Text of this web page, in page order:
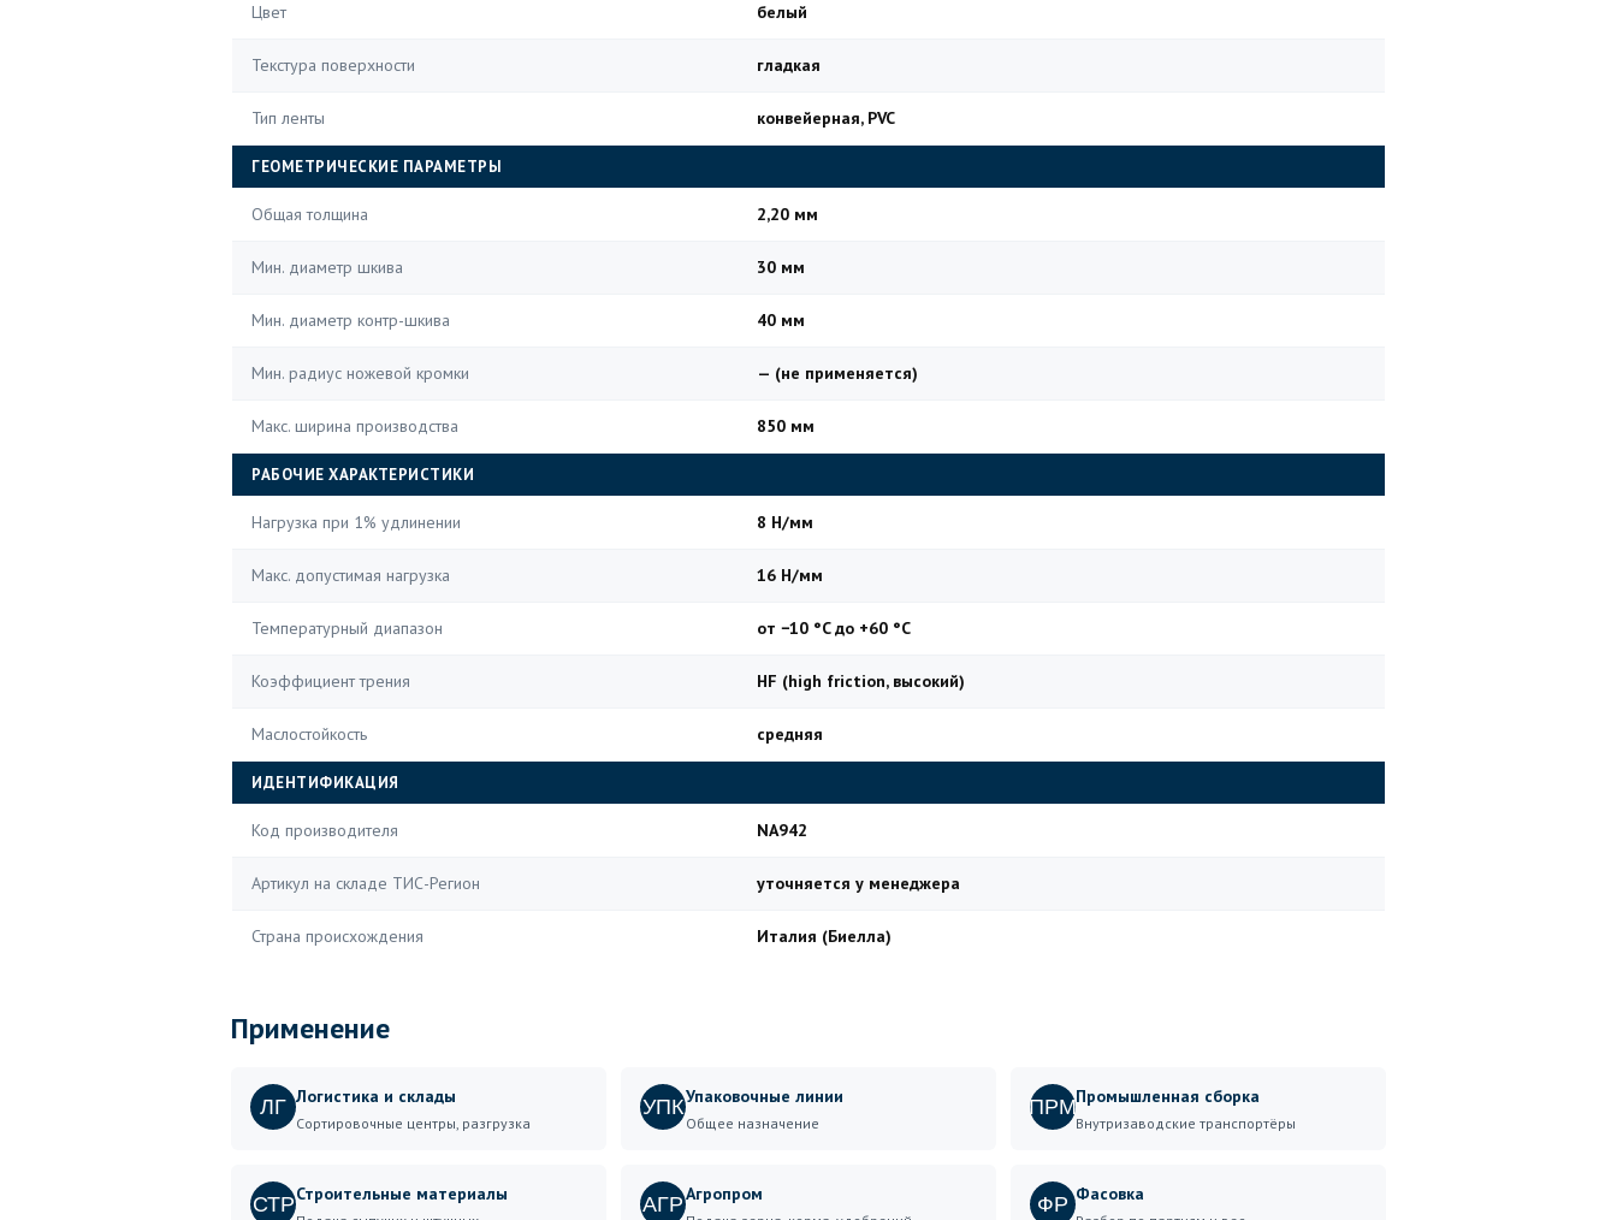
Цвет белый
Текстура поверхности гладкая
Тип ленты конвейерная, PVC
ГЕОМЕТРИЧЕСКИЕ ПАРАМЕТРЫ
Общая толщина 2,20 мм
Мин. диаметр шкива 30 мм
Мин. диаметр контр-шкива 40 мм
Мин. радиус ножевой кромки — (не применяется)
Макс. ширина производства 850 мм
РАБОЧИЕ ХАРАКТЕРИСТИКИ
Нагрузка при 1% удлинении 8 Н/мм
Макс. допустимая нагрузка 16 Н/мм
Температурный диапазон от −10 °C до +60 °C
Коэффициент трения HF (high friction, высокий)
Маслостойкость средняя
ИДЕНТИФИКАЦИЯ
Код производителя NA942
Артикул на складе ТИС-Регион уточняется у менеджера
Страна происхождения Италия (Биелла)
Применение
ЛГ Логистика и склады
Сортировочные центры, разгрузка
УПКУпаковочные линии
Общее назначение
ПРМПромышленная сборка
Внутризаводские транспортёры
СТРСтроительные материалы АГРАгропром ФР Фасовка